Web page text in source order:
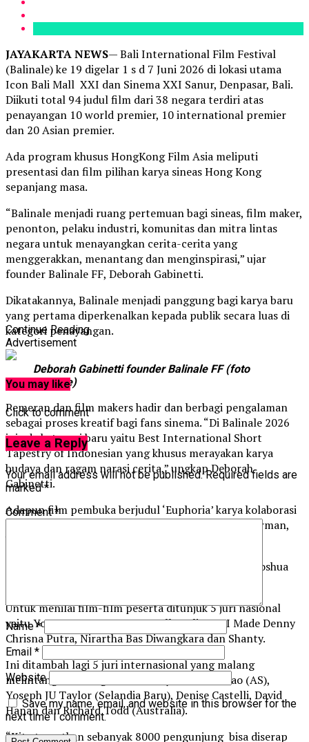
JAYAKARTA NEWS— Bali International Film Festival
(Balinale) ke 19 digelar 1 s d 7 Juni 2026 di lokasi utama
Icon Bali Mall XXI dan Sinema XXI Sanur, Denpasar, Bali.
Diikuti total 94 judul film dari 38 negara terdiri atas
penayangan 10 world premier, 10 international premier
dan 20 Asian premier.
Ada program khusus HongKong Film Asia meliputi
presentasi dan film pilihan karya sineas Hong Kong
sepanjang masa.
“Balinale menjadi ruang pertemuan bagi sineas, film maker,
penonton, pelaku industri, komunitas dan mitra lintas
negara untuk menayangkan cerita-cerita yang
menggerakkan, menantang dan menginspirasi,” ujar
founder Balinale FF, Deborah Gabinetti.
Dikatakannya, Balinale menjadi panggung bagi karya baru
yang pertama diperkenalkan kepada publik secara luas di
kategori penayangan.
Deborah Gabinetti founder Balinale FF (foto
balinale)
Pemeran dan film makers hadir dan berbagi pengalaman
sebagai proses kreatif bagi fans sinema. “Di Balinale 2026
ini ada kategori baru yaitu Best International Short
Tapestry of Indonesian yang khusus merayakan karya
budaya dan ragam narasi cerita,” ungkap Deborah
Gabinetti.
Adapun film pembuka berjudul ‘Euphoria’ karya kolaborasi
Julian Rosefeldt yang bekerjasama lintas negara Jerman,
Sedangkan film penutup berjudul ‘The End’ karya Joshua
Untuk menilai film-film peserta ditunjuk 5 juri nasional
yaitu Yosep Angga Noen, Marcella Zalianty, I Made Denny
Chrisna Putra, Nirartha Bas Diwangkara dan Shanty.
Ini ditambah lagi 5 juri internasional yang malang
melintang di berbagai FF dunia yaitu Eros Zhao (AS),
Yoseph JU Taylor (Selandia Baru), Denise Castelli, David
Hanan dan Richard Todd (Australia).
“Kita targetkan sebanyak 8000 pengunjung bisa diserap
Continue Reading
Advertisement
You may like
Click to comment
Leave a Reply
Your email address will not be published. Required fields are
marked*
Comment*
Name*
Email *
Website
Save my name, email, and website in this browser for the
next time I comment.